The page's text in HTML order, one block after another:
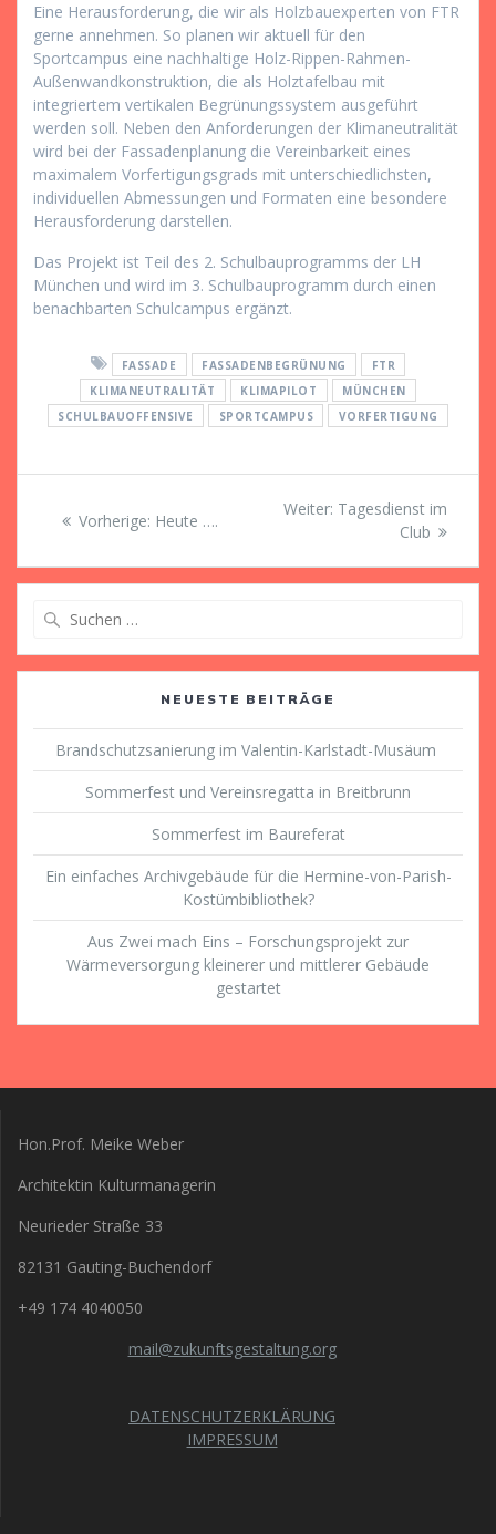
Eine Herausforderung, die wir als Holzbauexperten von FTR
gerne annehmen. So planen wir aktuell für den
Sportcampus eine nachhaltige Holz-Rippen-Rahmen-
Außenwandkonstruktion, die als Holztafelbau mit
integriertem vertikalen Begrünungssystem ausgeführt
werden soll. Neben den Anforderungen der Klimaneutralität
wird bei der Fassadenplanung die Vereinbarkeit eines
maximalem Vorfertigungsgrads mit unterschiedlichsten,
individuellen Abmessungen und Formaten eine besondere
Herausforderung darstellen.
Das Projekt ist Teil des 2. Schulbauprogramms der LH
München und wird im 3. Schulbauprogramm durch einen
benachbarten Schulcampus ergänzt.
FASSADE FASSADENBEGRÜNUNG
FTR
KLIMANEUTRALITÄT
KLIMAPILOT
MÜNCHEN
SCHULBAUOFFENSIVE
SPORTCAMPUS VORFERTIGUNG
Beitragsnavigation
Vorherige: Vorheriger
Heute ….
Weiter: Nächster
Tagesdienst im
Club
NEUESTE BEITRÄGE
Brandschutzsanierung im Valentin-Karlstadt-Musäum
Sommerfest und Vereinsregatta in Breitbrunn
Sommerfest im Baureferat
Ein einfaches Archivgebäude für die Hermine-von-Parish-
Kostümbibliothek?
Aus Zwei mach Eins – Forschungsprojekt zur
Wärmeversorgung kleinerer und mittlerer Gebäude
gestartet
Hon.Prof. Meike Weber
Architektin Kulturmanagerin
Neurieder Straße 33
82131 Gauting-Buchendorf
+49 174 4040050
mail@zukunftsgestaltung.org
DATENSCHUTZERKLÄRUNG
IMPRESSUM